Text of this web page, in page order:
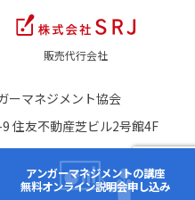
販売代行会社
ーマネジメント協会
住友不動産芝ビル2号館4F
アンガーマネジメントの講座
無料オンライン説明会申し込み